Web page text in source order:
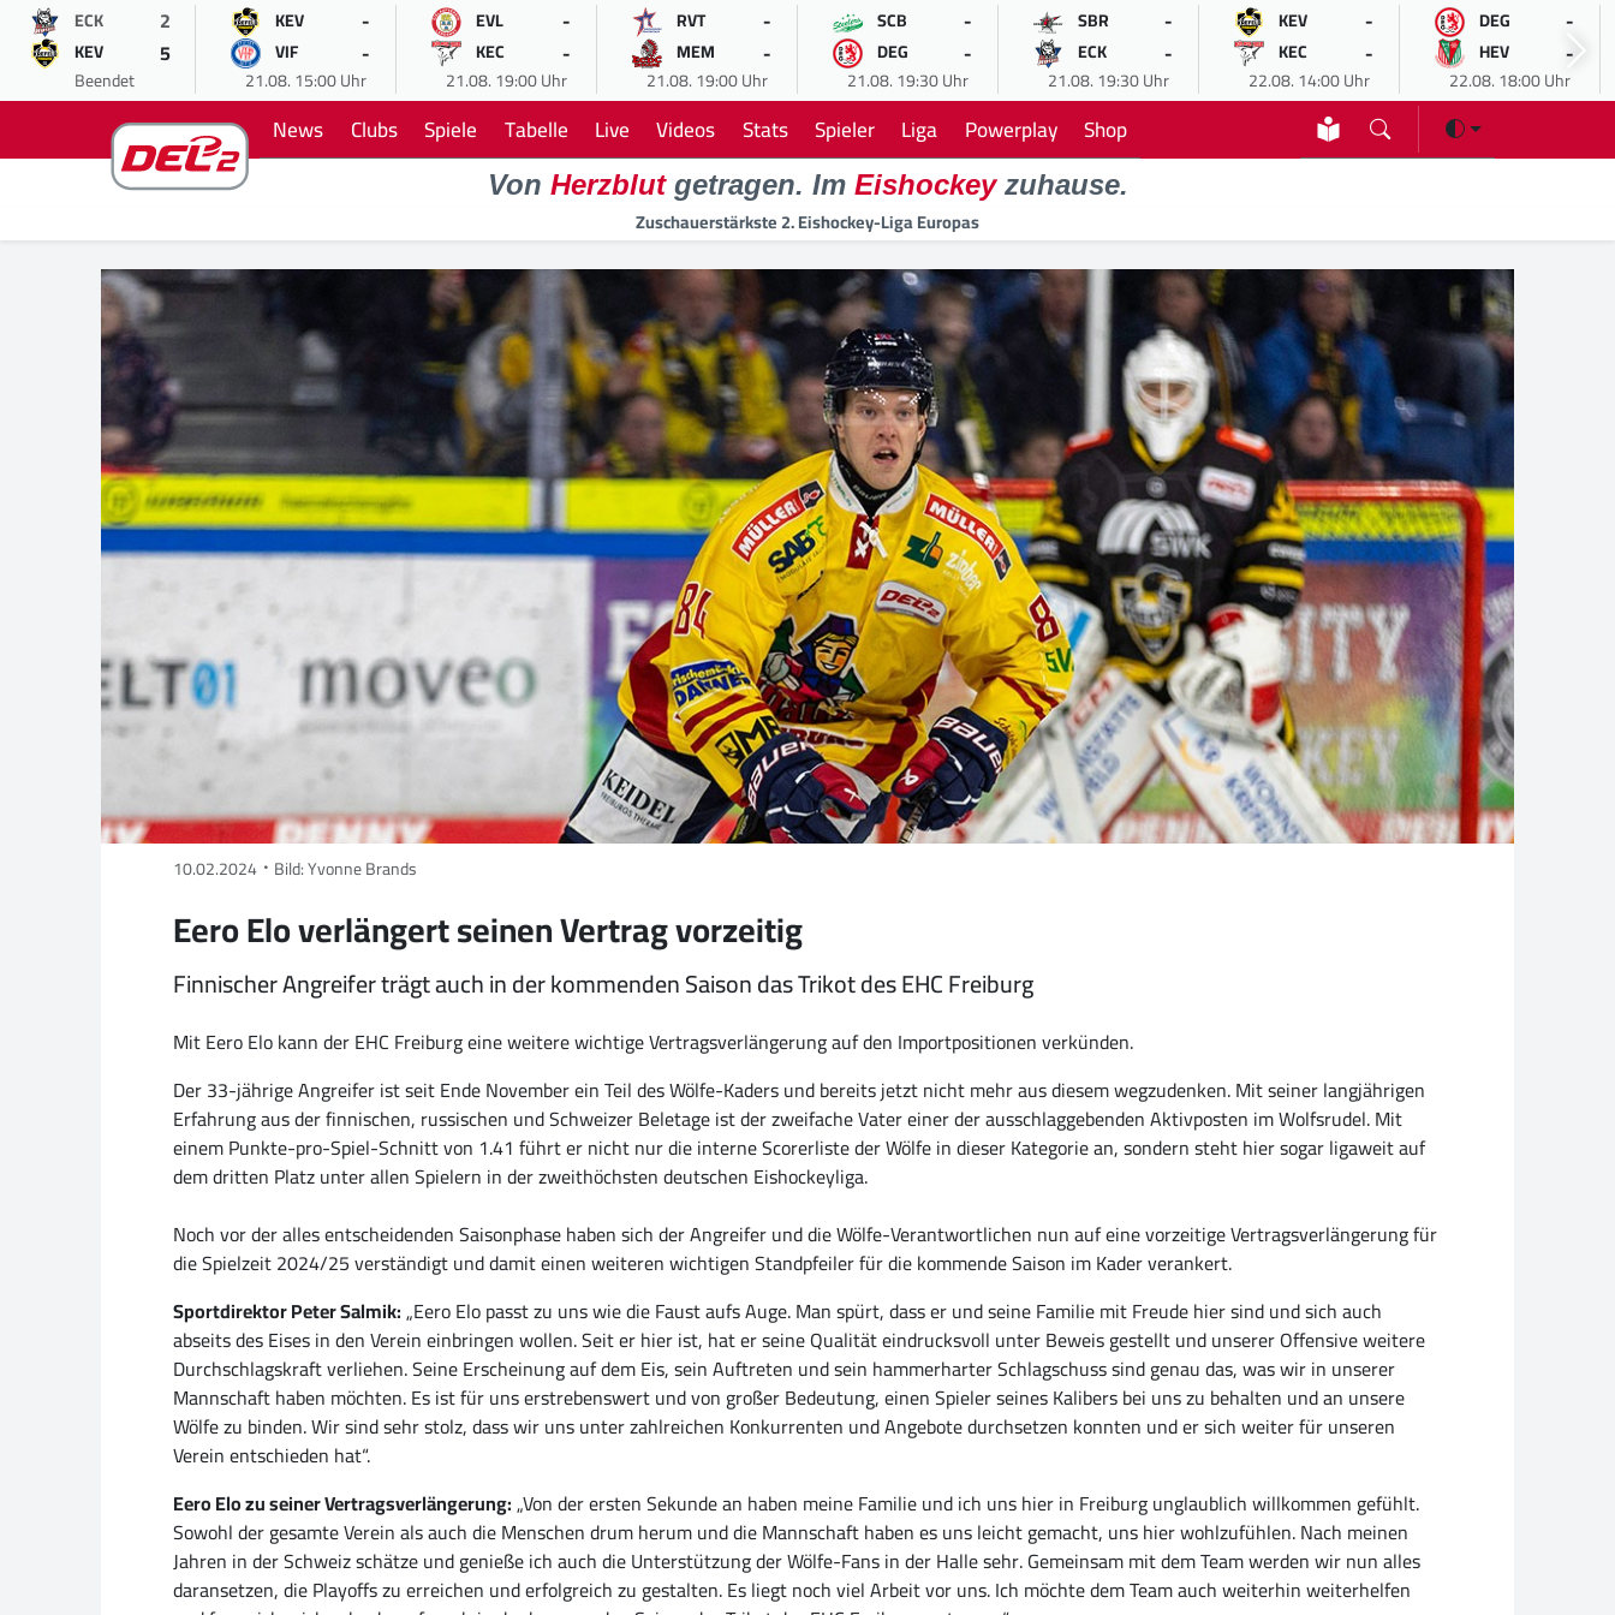
ECK 2
KEV 5
Beendet
KEV -
VIF -
21.08. 15:00 Uhr
EVL -
KEC -
21.08. 19:00 Uhr
RVT -
MEM -
21.08. 19:00 Uhr
SCB -
DEG -
21.08. 19:30 Uhr
SBR -
ECK -
21.08. 19:30 Uhr
KEV -
KEC -
22.08. 14:00 Uhr
DEG -
HEV -
22.08. 18:00 Uhr
News Clubs Spiele Tabelle Live Videos Stats Spieler Liga Powerplay Shop
Von Herzblutgetragen. Im Eishockeyzuhause.
Zuschauerstärkste 2. Eishockey-Liga Europas
10.02.2024 Bild: Yvonne Brands
Eero Elo verlängert seinen Vertrag vorzeitig
Finnischer Angreifer trägt auch in der kommenden Saison das Trikot des EHC Freiburg
Mit Eero Elo kann der EHC Freiburg eine weitere wichtige Vertragsverlängerung auf den Importpositionen verkünden.
Der 33-jährige Angreifer ist seit Ende November ein Teil des Wölfe-Kaders und bereits jetzt nicht mehr aus diesem wegzudenken. Mit seiner langjährigen
Erfahrung aus der finnischen, russischen und Schweizer Beletage ist der zweifache Vater einer der ausschlaggebenden Aktivposten im Wolfsrudel. Mit
einem Punkte-pro-Spiel-Schnitt von 1.41 führt er nicht nur die interne Scorerliste der Wölfe in dieser Kategorie an, sondern steht hier sogar ligaweit auf
dem dritten Platz unter allen Spielern in der zweithöchsten deutschen Eishockeyliga.
Noch vor der alles entscheidenden Saisonphase haben sich der Angreifer und die Wölfe-Verantwortlichen nun auf eine vorzeitige Vertragsverlängerung für
die Spielzeit 2024/25 verständigt und damit einen weiteren wichtigen Standpfeiler für die kommende Saison im Kader verankert.
Sportdirektor Peter Salmik:„Eero Elo passt zu uns wie die Faust aufs Auge. Man spürt, dass er und seine Familie mit Freude hier sind und sich auch
abseits des Eises in den Verein einbringen wollen. Seit er hier ist, hat er seine Qualität eindrucksvoll unter Beweis gestellt und unserer Offensive weitere
Durchschlagskraft verliehen. Seine Erscheinung auf dem Eis, sein Auftreten und sein hammerharter Schlagschuss sind genau das, was wir in unserer
Mannschaft haben möchten. Es ist für uns erstrebenswert und von großer Bedeutung, einen Spieler seines Kalibers bei uns zu behalten und an unsere
Wölfe zu binden. Wir sind sehr stolz, dass wir uns unter zahlreichen Konkurrenten und Angebote durchsetzen konnten und er sich weiter für unseren
Verein entschieden hat“.
Eero Elo zu seiner Vertragsverlängerung:„Von der ersten Sekunde an haben meine Familie und ich uns hier in Freiburg unglaublich willkommen gefühlt.
Sowohl der gesamte Verein als auch die Menschen drum herum und die Mannschaft haben es uns leicht gemacht, uns hier wohlzufühlen. Nach meinen
Jahren in der Schweiz schätze und genieße ich auch die Unterstützung der Wölfe-Fans in der Halle sehr. Gemeinsam mit dem Team werden wir nun alles
daransetzen, die Playoffs zu erreichen und erfolgreich zu gestalten. Es liegt noch viel Arbeit vor uns. Ich möchte dem Team auch weiterhin weiterhelfen